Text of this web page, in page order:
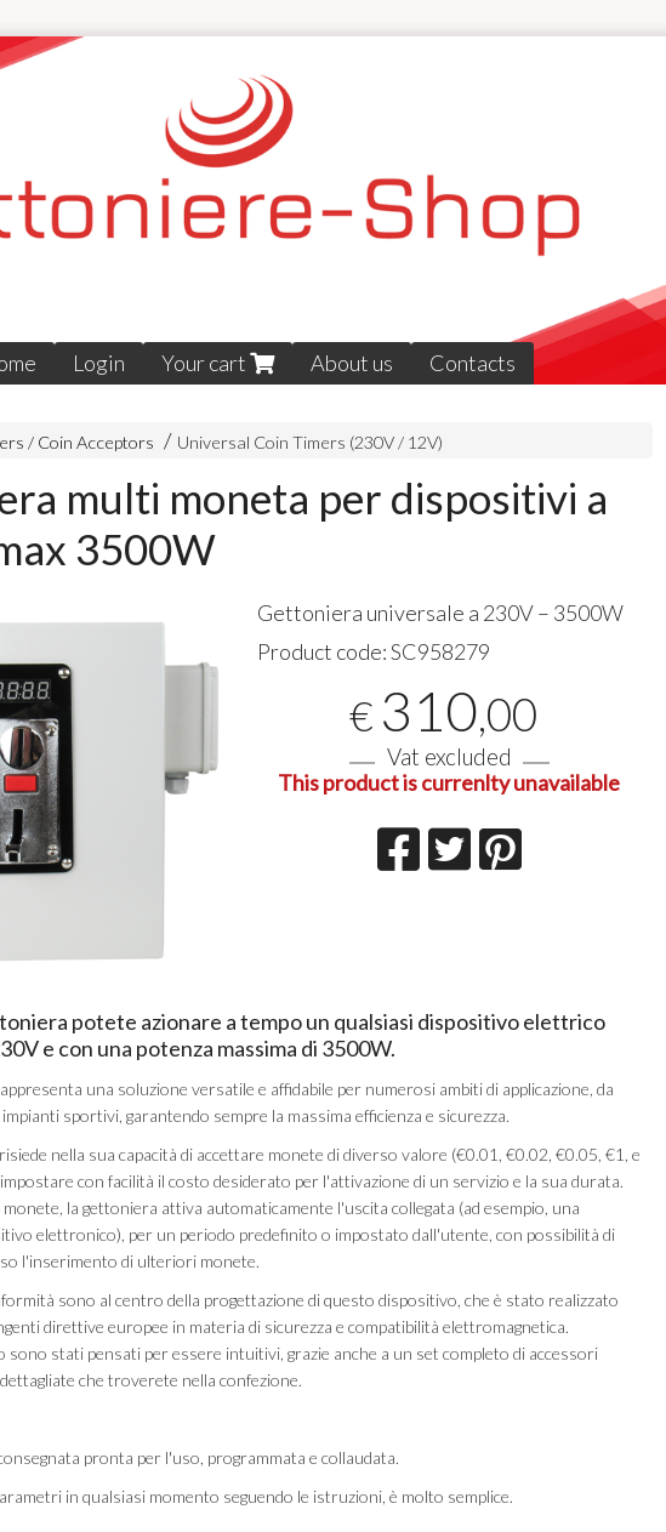
Login Your cart About us Contacts
/ Coin Acceptors Universal Coin Timers (230V / 12V)
multi moneta per dispositivi a
3500W
Gettoniera universale a 230V – 3500W
Product code:SC958279
€ 310,00
Vat excluded
This product is currenlty unavailable
potete azionare a tempo un qualsiasi dispositivo elettrico
e con una potenza massima di 3500W.
una soluzione versatile e affidabile per numerosi ambiti di applicazione, da
sportivi, garantendo sempre la massima efficienza e sicurezza.
nella sua capacità di accettare monete di diverso valore (€0.01, €0.02, €0.05, €1, e
con facilità il costo desiderato per l'attivazione di un servizio e la sua durata.
la gettoniera attiva automaticamente l'uscita collegata (ad esempio, una
elettronico), per un periodo predefinito o impostato dall'utente, con possibilità di
l'inserimento di ulteriori monete.
sono al centro della progettazione di questo dispositivo, che è stato realizzato
direttive europee in materia di sicurezza e compatibilità elettromagnetica.
sono stati pensati per essere intuitivi, grazie anche a un set completo di accessori
che troverete nella confezione.
pronta per l'uso, programmata e collaudata.
in qualsiasi momento seguendo le istruzioni, è molto semplice.
affidabile. Facile da installare e
esigenze. La consegna ...